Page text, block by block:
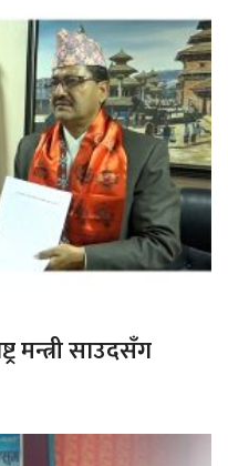
मन्त्री साउदसँग